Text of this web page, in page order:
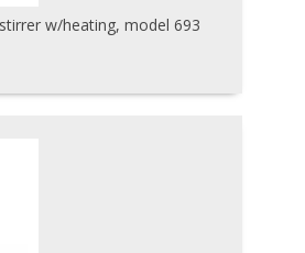
w/heating, model 693